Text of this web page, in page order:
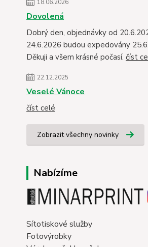
18.06.2026
Dovolená
Dobrý den, objednávky od
24.6.2026 budou expedovány
Děkuji a všem krásné počasí. číst
22.12.2025
Veselé Vánoce
číst celé
Zobrazit všechny novinky
Nabízíme
Sítotiskové služby
Fotovýrobky